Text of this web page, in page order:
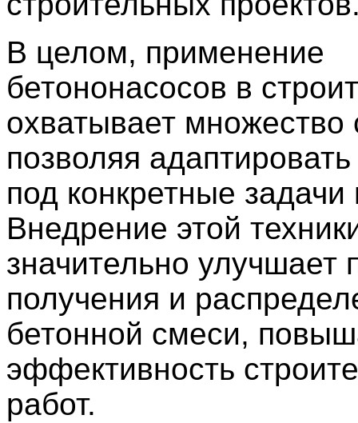
В целом, применение
бетононасосов в
охватывает
позволяя
под конкретные задачи
Внедрение этой
значительно улучшает
получения и
бетонной смеси,
эффективность
работ.